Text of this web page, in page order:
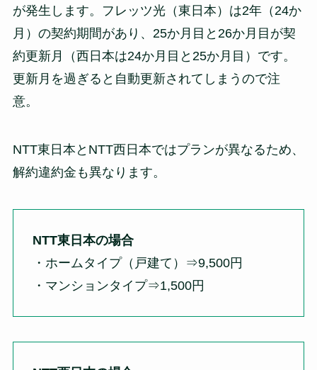
が発生します。フレッツ光（東日本）は2年（24か
月）の契約期間があり、25か月目と26か月目が契
約更新月（西日本は24か月目と25か月目）です。
更新月を過ぎると自動更新されてしまうので注
意。
NTT東日本とNTT西日本ではプランが異なるため、
解約違約金も異なります。
NTT東日本の場合
・ホームタイプ（戸建て）⇒9,500円
・マンションタイプ⇒1,500円